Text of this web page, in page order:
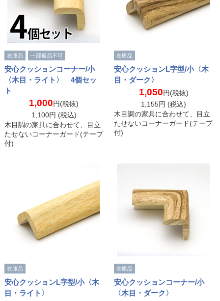
在庫品 一部返品不可
安心クッションコーナー/小
〈木目・ライト〉 4個セッ
ト
1,000円(税抜)
1,100円 (税込)
木目調の家具に合わせて、目立
たせないコーナーガード(テープ
付)
在庫品
安心クッションL字型/小〈木
目・ダーク〉
1,050円(税抜)
1,155円 (税込)
木目調の家具に合わせて、目立
たせないコーナーガード(テープ
付)
在庫品
安心クッションL字型/小〈木
目・ライト〉
在庫品
安心クッションコーナー/小
〈木目・ダーク〉